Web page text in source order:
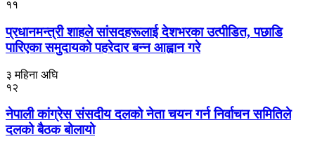
११
प्रधानमन्त्री शाहले सांसदहरूलाई देशभरका उत्पीडित, पछाडि
पारिएका समुदायको पहरेदार बन्न आह्वान गरे
३ महिना अघि
१२
नेपाली कांग्रेस संसदीय दलको नेता चयन गर्न निर्वाचन समितिले
दलको बैठक बोलायो